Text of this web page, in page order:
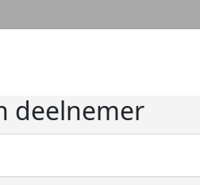
deelnemer